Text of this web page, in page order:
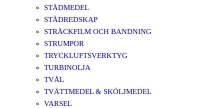
STÄDMEDEL
STÄDREDSKAP
STRÄCKFILM OCH BANDNING
STRUMPOR
TRYCKLUFTSVERKTYG
TURBINOLJA
TVÅL
TVÄTTMEDEL & SKÖLJMEDEL
VARSEL